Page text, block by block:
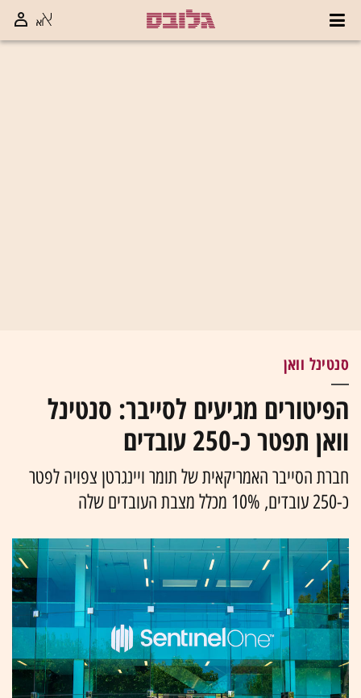
סנטינל וואן
הפיטורים מגיעים לסייבר: סנטינל
וואן תפטר כ-250 עובדים
חברת הסייבר האמריקאית של תומר ויינגרטן צפויה לפטר
כ-250 עובדים, 10% מכלל מצבת העובדים שלה